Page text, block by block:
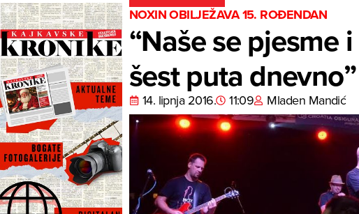
NOXIN OBILJEŽAVA 15. ROĐENDAN
“Naše se pjesme
šest puta dnevno”
14. lipnja 2016. 11:09 Mladen Mandić